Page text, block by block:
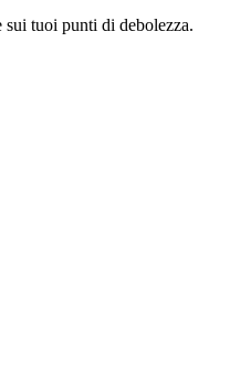
sui tuoi punti di debolezza.